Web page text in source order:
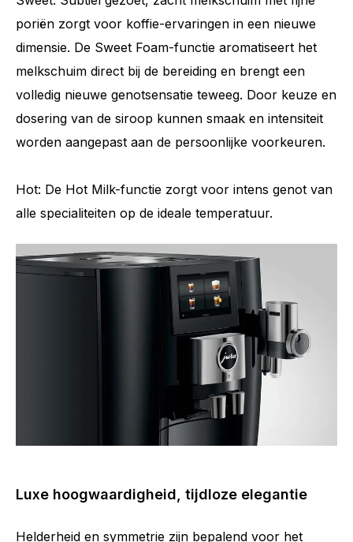
Aantal specialiteiten 42
poriën zorgt voor koffie-ervaringen in een nieuwe
dimensie. De Sweet Foam-functie aromatiseert het
melkschuim direct bij de bereiding en brengt een
volledig nieuwe genotsensatie teweeg. Door keuze en
dosering van de siroop kunnen smaak en intensiteit
worden aangepast aan de persoonlijke voorkeuren.
Hot: De Hot Milk-functie zorgt voor intens genot van
alle specialiteiten op de ideale temperatuur.
Luxe hoogwaardigheid, tijdloze elegantie
Helderheid en symmetrie zijn bepalend voor het